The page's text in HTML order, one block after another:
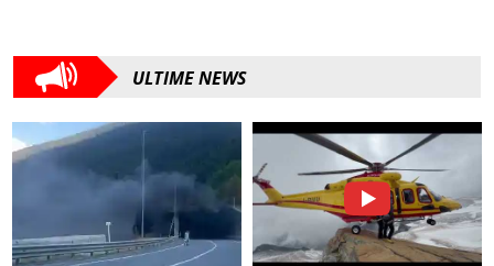
ULTIME NEWS